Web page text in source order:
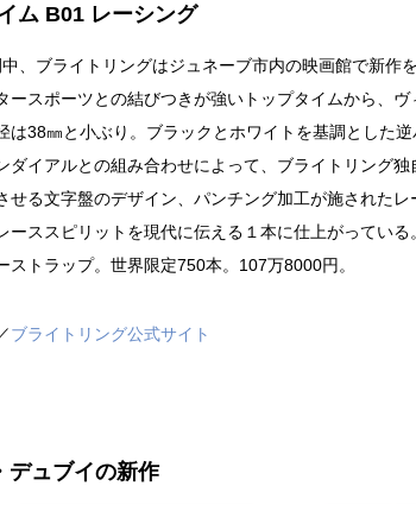
ム B01 レーシング
、ブライトリングはジュネーブ市内の映画館で新作
ースポーツとの結びつきが強いトップタイムから、
は38㎜と小ぶり。ブラックとホワイトを基調とした
ダイアルとの組み合わせによって、ブライトリング
せる文字盤のデザイン、パンチング加工が施された
ーススピリットを現代に伝える１本に仕上がってい
ストラップ。世界限定750本。107万8000円。
ブライトリング公式サイト
デュブイの新作